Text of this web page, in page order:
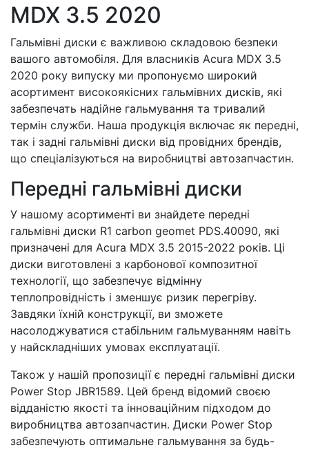
MDX 3.5 2020
Гальмівні диски є важливою складовою безпеки
вашого автомобіля. Для власників Acura MDX 3.5
2020 року випуску ми пропонуємо широкий
асортимент високоякісних гальмівних дисків, які
забезпечать надійне гальмування та тривалий
термін служби. Наша продукція включає як передні,
так і задні гальмівні диски від провідних брендів,
що спеціалізуються на виробництві автозапчастин.
Передні гальмівні диски
У нашому асортименті ви знайдете передні
гальмівні диски R1 carbon geomet PDS.40090, які
призначені для Acura MDX 3.5 2015-2022 років. Ці
диски виготовлені з карбонової композитної
технології, що забезпечує відмінну
теплопровідність і зменшує ризик перегріву.
Завдяки їхній конструкції, ви зможете
насолоджуватися стабільним гальмуванням навіть
у найскладніших умовах експлуатації.
Також у нашій пропозиції є передні гальмівні диски
Power Stop JBR1589. Цей бренд відомий своєю
відданістю якості та інноваційним підходом до
виробництва автозапчастин. Диски Power Stop
забезпечують оптимальне гальмування за будь-